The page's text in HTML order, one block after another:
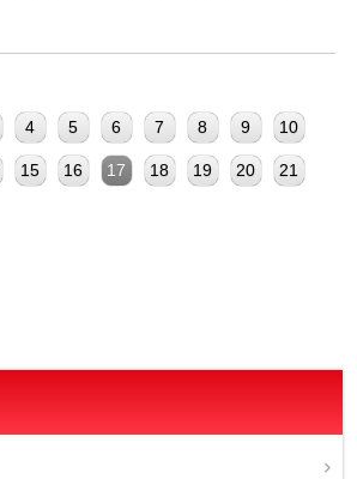
4 5 6 7 8 9 10
15 16 17 18 19 20 21